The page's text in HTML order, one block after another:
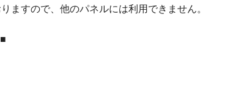
ますので、他のパネルには利用できません。